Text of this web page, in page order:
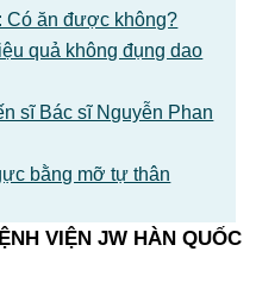
Có ăn được không?
quả không đụng dao
sĩ Bác sĩ Nguyễn Phan
bằng mỡ tự thân
VIỆN JW HÀN QUỐC